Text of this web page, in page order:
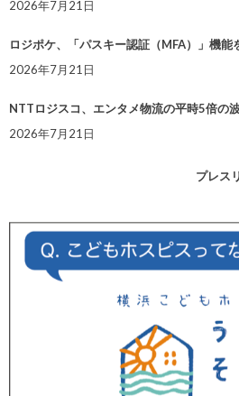
2026年7月21日
ロジポケ、「パスキー認証（MFA）」機能
2026年7月21日
NTTロジスコ、エンタメ物流の平時5倍の
2026年7月21日
プレス